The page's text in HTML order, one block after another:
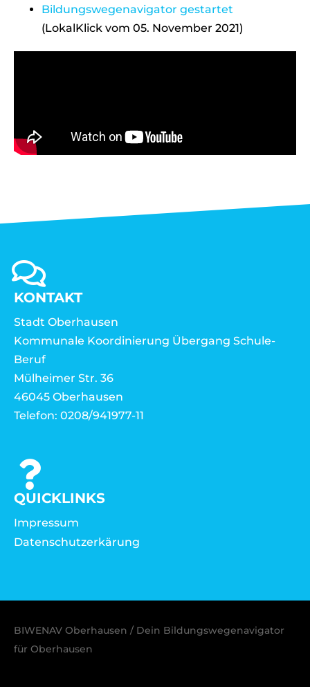
Bildungswegenavigator gestartet
(LokalKlick vom 05. November 2021)
KONTAKT
Stadt Oberhausen
Kommunale Koordinierung Übergang Schule-
Beruf
Mülheimer Str. 36
46045 Oberhausen
Telefon: 0208/941977-11
QUICKLINKS
Impressum
Datenschutzerkärung
BIWENAV Oberhausen / Dein Bildungswegenavigator
für Oberhausen